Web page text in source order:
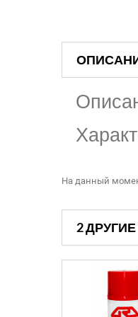
На данный
2